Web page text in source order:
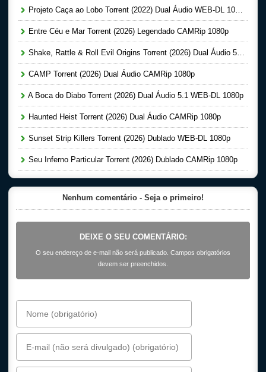
Projeto Caça ao Lobo Torrent (2022) Dual Áudio WEB-DL 1080p
Entre Céu e Mar Torrent (2026) Legendado CAMRip 1080p
Shake, Rattle & Roll Evil Origins Torrent (2026) Dual Áudio 5.1 WEB-DL 1080p
CAMP Torrent (2026) Dual Áudio CAMRip 1080p
A Boca do Diabo Torrent (2026) Dual Áudio 5.1 WEB-DL 1080p
Haunted Heist Torrent (2026) Dual Áudio CAMRip 1080p
Sunset Strip Killers Torrent (2026) Dublado WEB-DL 1080p
Seu Inferno Particular Torrent (2026) Dublado CAMRip 1080p
Nenhum comentário - Seja o primeiro!
DEIXE O SEU COMENTÁRIO:
O seu endereço de e-mail não será publicado. Campos obrigatórios
devem ser preenchidos.